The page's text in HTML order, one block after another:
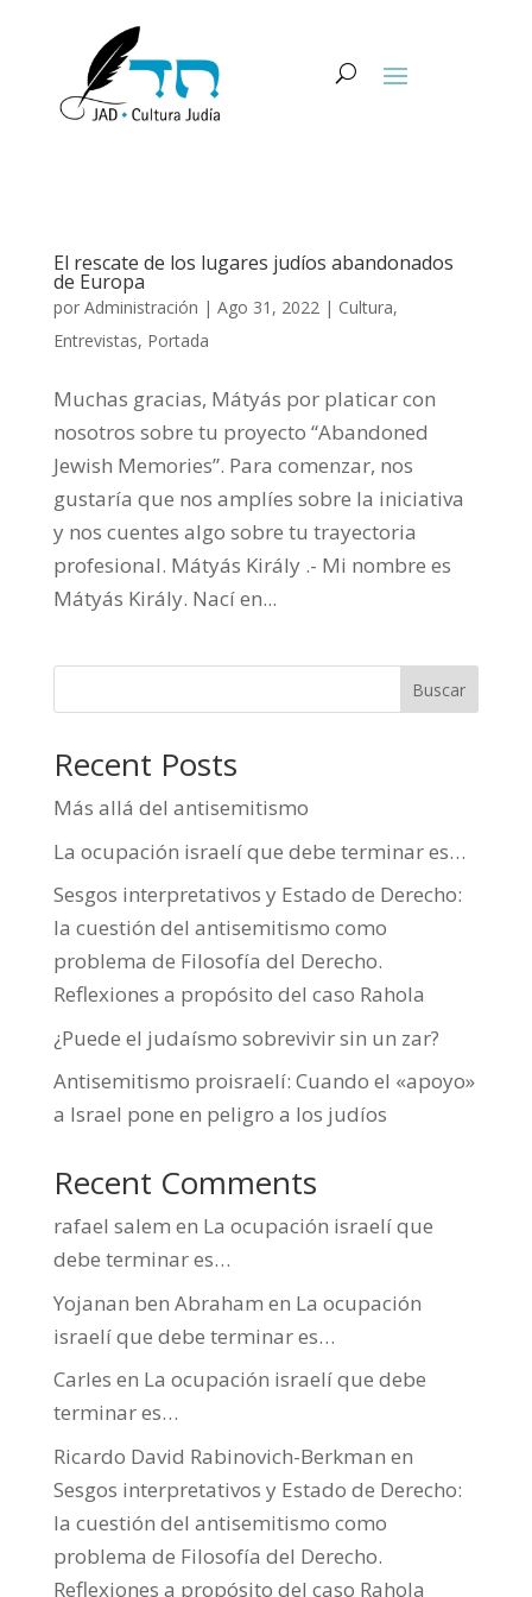
El rescate de los lugares judíos abandonados
de Europa
por Administración | Ago 31, 2022| Cultura,
Entrevistas, Portada
Muchas gracias, Mátyás por platicar con
nosotros sobre tu proyecto “Abandoned
Jewish Memories”. Para comenzar, nos
gustaría que nos amplíes sobre la iniciativa
y nos cuentes algo sobre tu trayectoria
profesional. Mátyás Király .- Mi nombre es
Mátyás Király. Nací en...
Buscar
Recent Posts
Más allá del antisemitismo
La ocupación israelí que debe terminar es…
Sesgos interpretativos y Estado de Derecho:
la cuestión del antisemitismo como
problema de Filosofía del Derecho.
Reflexiones a propósito del caso Rahola
¿Puede el judaísmo sobrevivir sin un zar?
Antisemitismo proisraelí: Cuando el «apoyo»
a Israel pone en peligro a los judíos
Recent Comments
rafael salem en La ocupación israelí que
debe terminar es…
Yojanan ben Abraham en La ocupación
israelí que debe terminar es…
Carles en La ocupación israelí que debe
terminar es…
Ricardo David Rabinovich-Berkman en
Sesgos interpretativos y Estado de Derecho:
la cuestión del antisemitismo como
problema de Filosofía del Derecho.
Reflexiones a propósito del caso Rahola